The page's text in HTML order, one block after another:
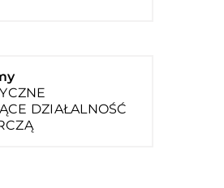
DZIAŁALNOŚĆ